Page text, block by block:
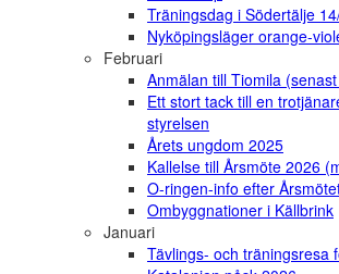
Träningsdag i Södertälje
Nyköpingsläger orange-
Februari
Anmälan till Tiomila
Ett stort tack till en
styrelsen
Årets ungdom 2025
Kallelse till Årsmöte 2026
O-ringen-info efter
Ombyggnationer i Källbrink
Januari
Tävlings- och träningsresa